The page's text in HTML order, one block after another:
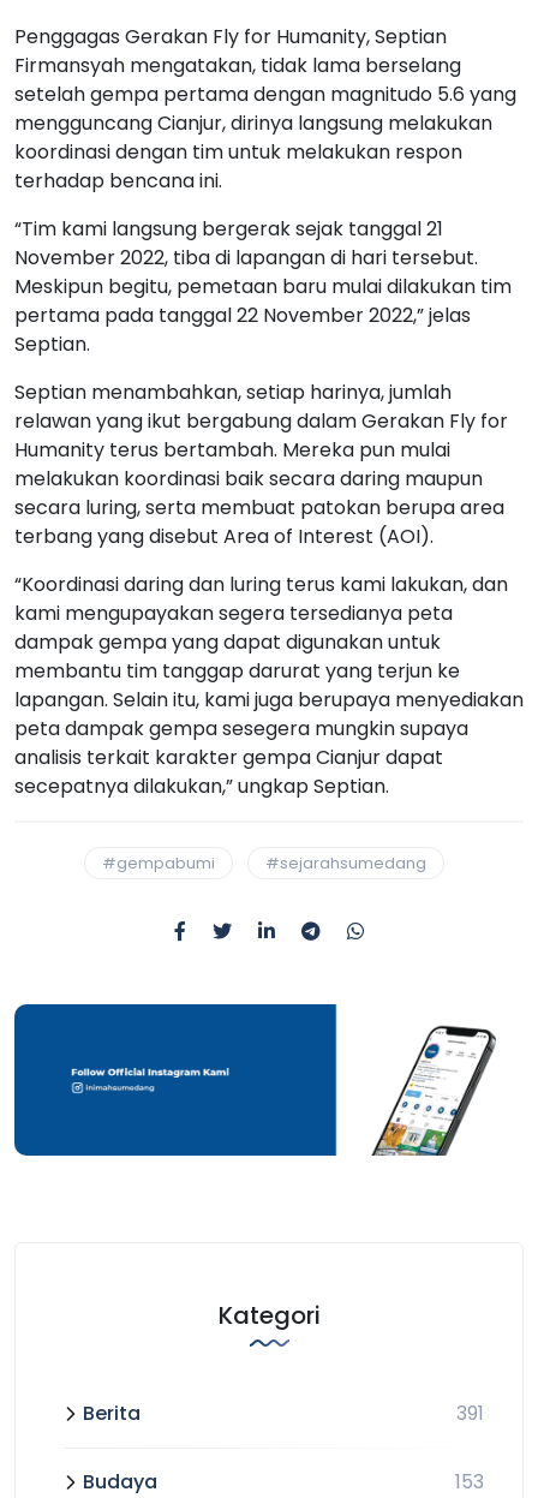
Penggagas Gerakan Fly for Humanity, Septian
Firmansyah mengatakan, tidak lama berselang
setelah gempa pertama dengan magnitudo 5.6 yang
mengguncang Cianjur, dirinya langsung melakukan
koordinasi dengan tim untuk melakukan respon
terhadap bencana ini.
“Tim kami langsung bergerak sejak tanggal 21
November 2022, tiba di lapangan di hari tersebut.
Meskipun begitu, pemetaan baru mulai dilakukan tim
pertama pada tanggal 22 November 2022,” jelas
Septian.
Septian menambahkan, setiap harinya, jumlah
relawan yang ikut bergabung dalam Gerakan Fly for
Humanity terus bertambah. Mereka pun mulai
melakukan koordinasi baik secara daring maupun
secara luring, serta membuat patokan berupa area
terbang yang disebut Area of Interest (AOI).
“Koordinasi daring dan luring terus kami lakukan, dan
kami mengupayakan segera tersedianya peta
dampak gempa yang dapat digunakan untuk
membantu tim tanggap darurat yang terjun ke
lapangan. Selain itu, kami juga berupaya menyediakan
peta dampak gempa sesegera mungkin supaya
analisis terkait karakter gempa Cianjur dapat
secepatnya dilakukan,” ungkap Septian.
#gempabumi #sejarahsumedang
Kategori
Berita 391
Budaya 153